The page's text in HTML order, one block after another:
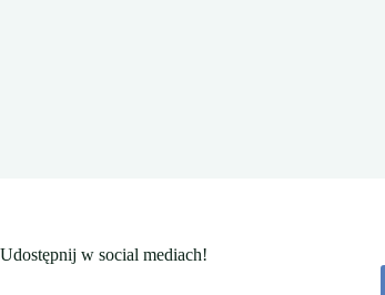
Udostępnij w social mediach!